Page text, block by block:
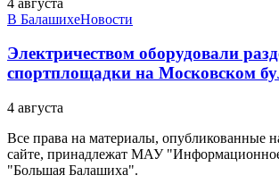
В БалашихеНовости
Электричеством оборудовали
спортплощадки на Московском
4 августа
Все права на материалы, опубликованные
сайте, принадлежат МАУ "Информационное
"Большая Балашиха".